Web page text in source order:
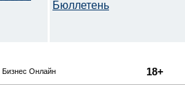
Бюллетень
Бизнес Онлайн 18+